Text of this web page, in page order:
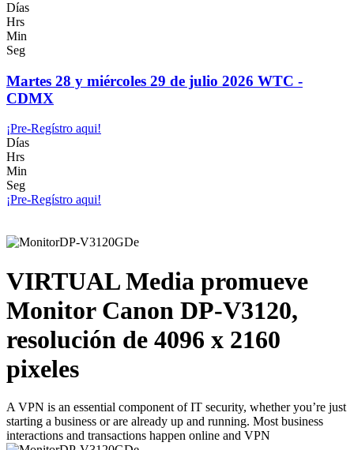
Días
Hrs
Min
Seg
Martes 28 y miércoles 29 de julio 2026 WTC -
CDMX
¡Pre-Regístro aqui!
Días
Hrs
Min
Seg
¡Pre-Regístro aqui!
VIRTUAL Media promueve
Monitor Canon DP-V3120,
resolución de 4096 x 2160
pixeles
A VPN is an essential component of IT security, whether you’re just
starting a business or are already up and running. Most business
interactions and transactions happen online and VPN